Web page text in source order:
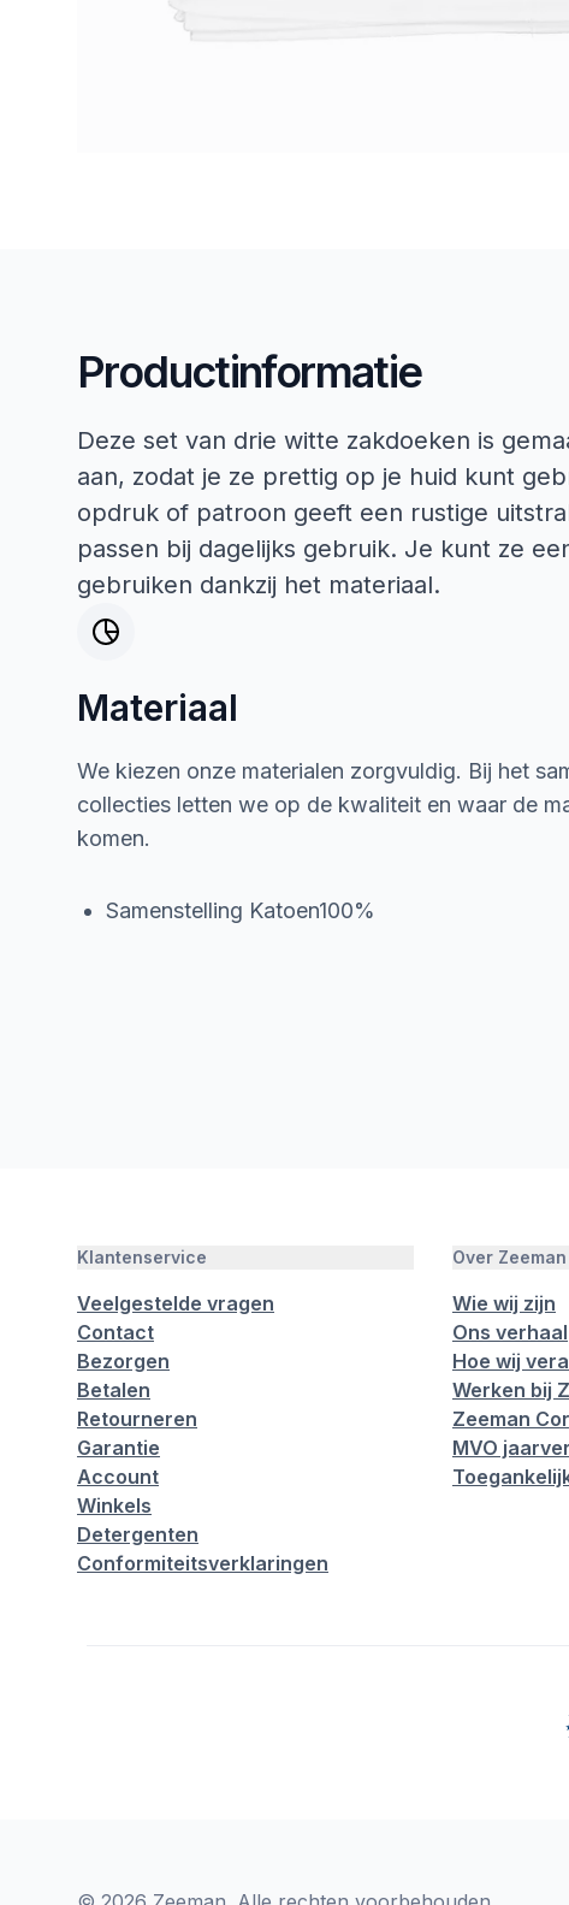
Productinformatie
Deze set van drie witte zakdoeken is
aan, zodat je ze prettig op je huid kunt
opdruk of patroon geeft een rustige
passen bij dagelijks gebruik. Je kunt ze
gebruiken dankzij het materiaal.
Materiaal
We kiezen onze materialen zorgvuldig. Bij het
collecties letten we op de kwaliteit en waar de
komen.
Samenstelling Katoen100%
Klantenservice
Veelgestelde vragen
Contact
Bezorgen
Betalen
Retourneren
Garantie
Account
Winkels
Detergenten
Conformiteitsverklaringen
Over Zeeman
Wie wij zijn
Ons verhaal
Hoe wij
Werken bij
Zeeman
MVO